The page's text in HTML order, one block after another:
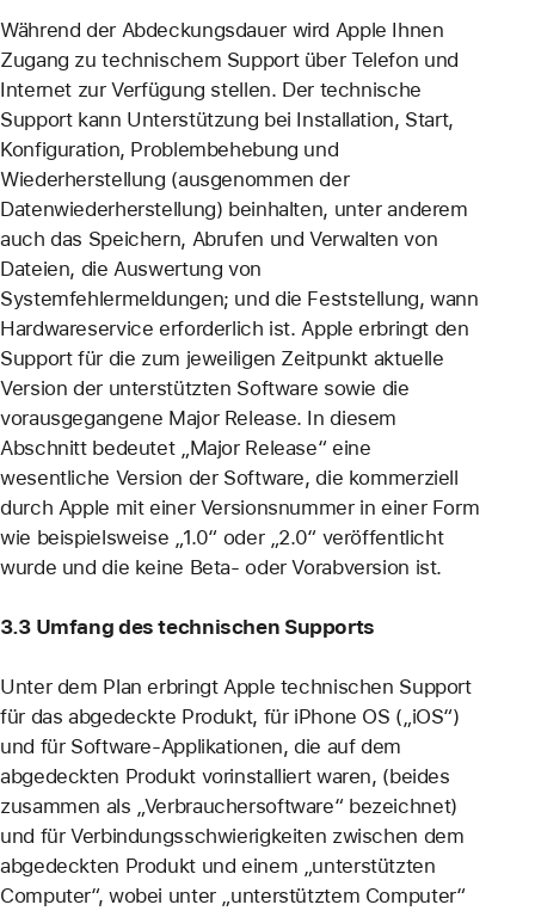
Während der Abdeckungsdauer wird Apple Ihnen
Zugang zu technischem Support über Telefon und
Internet zur Verfügung stellen. Der technische
Support kann Unterstützung bei Installation, Start,
Konfiguration, Problembehebung und
Wiederherstellung (ausgenommen der
Datenwiederherstellung) beinhalten, unter anderem
auch das Speichern, Abrufen und Verwalten von
Dateien, die Auswertung von
Systemfehlermeldungen; und die Feststellung, wann
Hardwareservice erforderlich ist. Apple erbringt den
Support für die zum jeweiligen Zeitpunkt aktuelle
Version der unterstützten Software sowie die
vorausgegangene Major Release. In diesem
Abschnitt bedeutet „Major Release“ eine
wesentliche Version der Software, die kommerziell
durch Apple mit einer Versionsnummer in einer Form
wie beispielsweise „1.0“ oder „2.0“ veröffentlicht
wurde und die keine Beta- oder Vorabversion ist.
3.3 Umfang des technischen Supports
Unter dem Plan erbringt Apple technischen Support
für das abgedeckte Produkt, für iPhone OS („iOS“)
und für Software-Applikationen, die auf dem
abgedeckten Produkt vorinstalliert waren, (beides
zusammen als „Verbrauchersoftware“ bezeichnet)
und für Verbindungsschwierigkeiten zwischen dem
abgedeckten Produkt und einem „unterstützten
Computer“, wobei unter „unterstütztem Computer“